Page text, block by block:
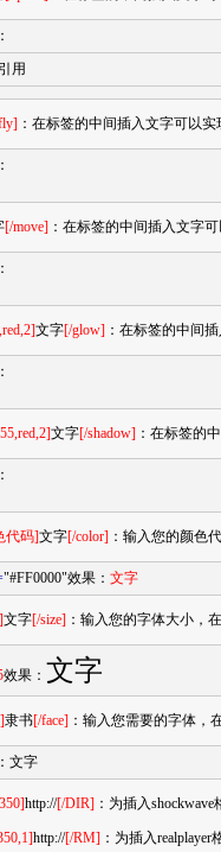
引用
：在标签的中间插入文字可以
[/move] ：在标签的中间插入文字
文字[/glow] ：在标签的中间
文字[/shadow] ：在标签的
代码]文字[/color] ：输入您的颜色
"#FF0000"效果： 文字
文字[/size] ：输入您的字体大小，
效果： 文字
隶书[/face] ：输入您需要的字体，
文字
http://[/DIR] ：为插入
http://[/RM] ：为插入